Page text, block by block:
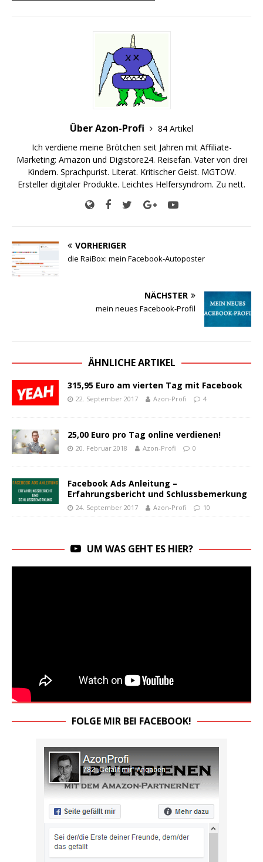
Über Azon-Profi
84 Artikel
Ich verdiene meine Brötchen seit Jahren mit Affiliate-
Marketing: Amazon und Digistore24. Reisefan. Vater von drei
Kindern. Sprachpurist. Literat. Kritischer Geist. MGTOW.
Ersteller digitaler Produkte. Leichtes Helfersyndrom. Zu nett.
VORHERIGER
die RaiBox: mein Facebook-Autoposter
NÄCHSTER
mein neues Facebook-Profil
ÄHNLICHE ARTIKEL
315,95 Euro am vierten Tag mit Facebook
22. September 2017 Azon-Profi 4
25,00 Euro pro Tag online verdienen!
20. Februar 2018 Azon-Profi 0
Facebook Ads Anleitung –
Erfahrungsbericht und Schlussbemerkung
24. September 2017 Azon-Profi 10
UM WAS GEHT ES HIER?
FOLGE MIR BEI FACEBOOK!